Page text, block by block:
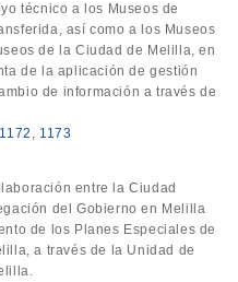
técnico a los Museos de
así como a los Museos
de la Ciudad de Melilla, en
de la aplicación de gestión
de información a través de
1172 , 1173
entre la Ciudad
del Gobierno en Melilla
de los Planes Especiales de
a través de la Unidad de